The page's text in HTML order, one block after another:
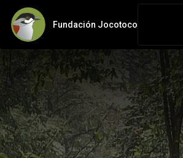
Fundación Jocotoco